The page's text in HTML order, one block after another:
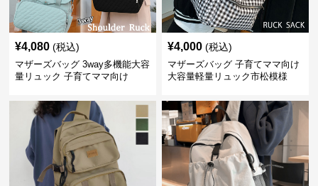
¥4,080 (税込)
マザーズバッグ 3way多機能大容
量リュック 子育てママ向け
¥4,000 (税込)
マザーズバッグ 子育てママ向け
大容量軽量リュック市松模様